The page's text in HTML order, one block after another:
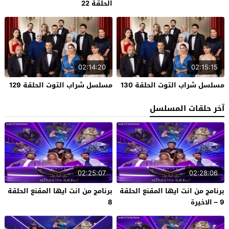
الحلقة 22
02:15:15
مسلسل شراب التوت الحلقة 130
02:14:20
مسلسل شراب التوت الحلقة 129
آخر حلقات المسلسل
02:28:06
برنامج من انت ايها المقنع الحلقة
9 – الاخيرة
02:25:07
برنامج من انت ايها المقنع الحلقة
8